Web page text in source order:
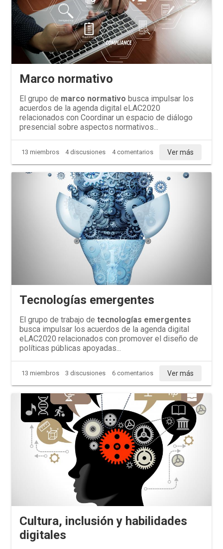
Marco normativo
El grupo de marco normativo busca impulsar los
acuerdos de la agenda digital eLAC2020
relacionados con Coordinar un espacio de diálogo
presencial sobre aspectos normativos...
13 miembros 4 discusiones 4 comentarios Ver más
Tecnologías emergentes
El grupo de trabajo de tecnologías emergentes
busca impulsar los acuerdos de la agenda digital
eLAC2020 relacionados con promover el diseño de
políticas públicas apoyadas...
13 miembros 3 discusiones 6 comentarios Ver más
Cultura, inclusión y habilidades
digitales